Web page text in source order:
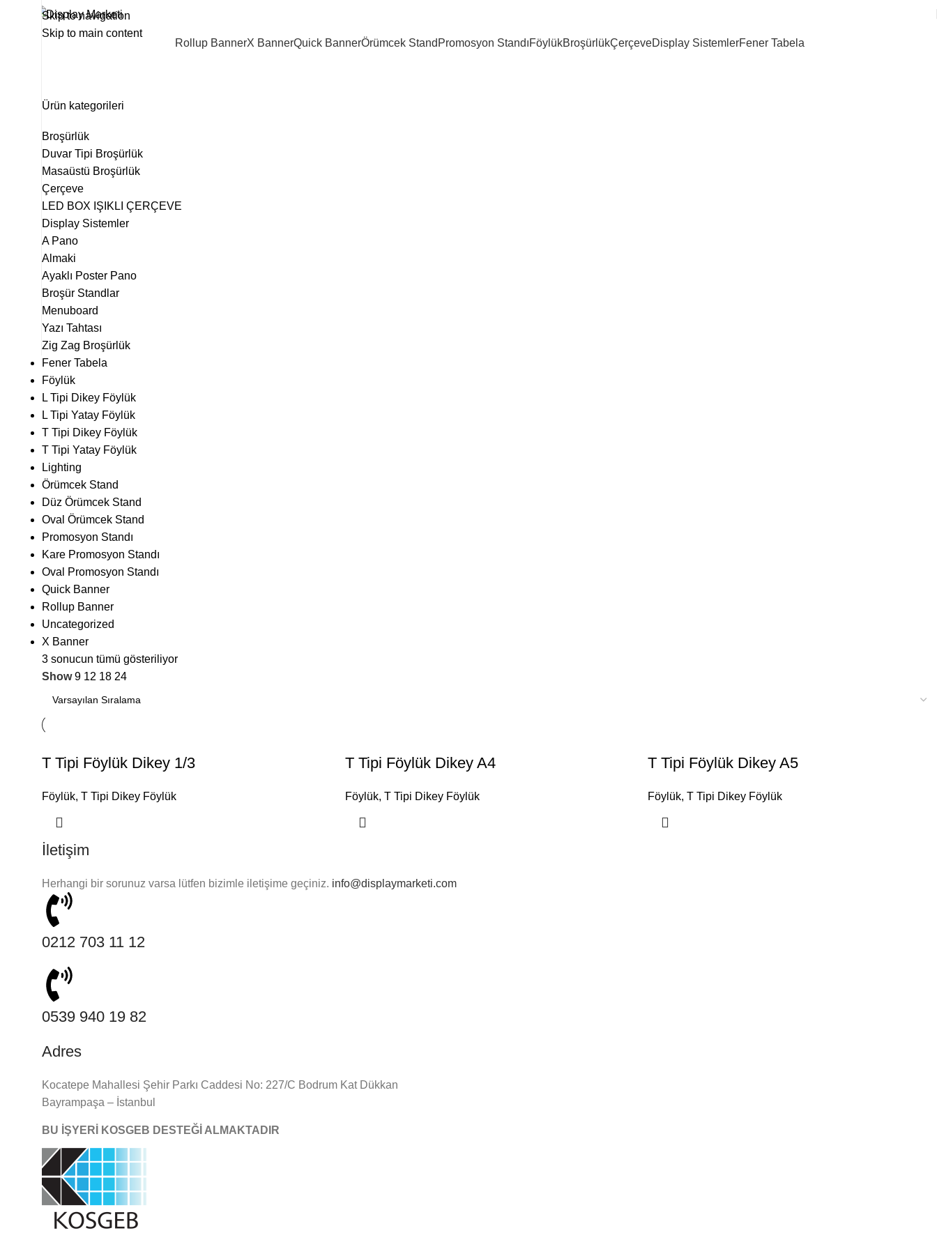
Skip to navigation
Skip to main content
Rollup BannerX BannerQuick BannerÖrümcek Stand Promosyon StandıFöylükBroşürlükÇerçeveDisplay SistemlerFener Tabela
Ürün kategorileri
Broşürlük
Duvar Tipi Broşürlük
Masaüstü Broşürlük
Çerçeve
LED BOX IŞIKLI ÇERÇEVE
Display Sistemler
A Pano
Almaki
Ayaklı Poster Pano
Broşür Standlar
Menuboard
Yazı Tahtası
Zig Zag Broşürlük
Fener Tabela
Föylük
L Tipi Dikey Föylük
L Tipi Yatay Föylük
T Tipi Dikey Föylük
T Tipi Yatay Föylük
Lighting
Örümcek Stand
Düz Örümcek Stand
Oval Örümcek Stand
Promosyon Standı
Kare Promosyon Standı
Oval Promosyon Standı
Quick Banner
Rollup Banner
Uncategorized
X Banner
3 sonucun tümü gösteriliyor
Show9 12 18 24
T Tipi Föylük Dikey 1/3
Föylük, T Tipi Dikey Föylük
T Tipi Föylük Dikey A4
Föylük, T Tipi Dikey Föylük
T Tipi Föylük Dikey A5
Föylük, T Tipi Dikey Föylük
İletişim
Herhangi bir sorunuz varsa lütfen bizimle iletişime geçiniz. info@displaymarketi.com
0212 703 11 12
0539 940 19 82
Adres
Kocatepe Mahallesi Şehir Parkı Caddesi No: 227/C Bodrum Kat Dükkan
Bayrampaşa – İstanbul
BU İŞYERİ KOSGEB DESTEĞİ ALMAKTADIR